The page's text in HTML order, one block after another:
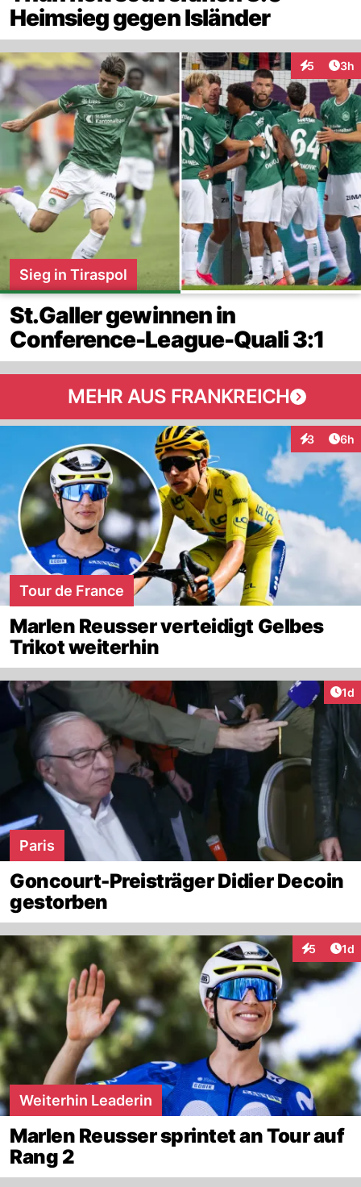
Heimsieg gegen Isländer
5 3h
Sieg in Tiraspol
St.Galler gewinnen in
Conference-League-Quali 3:1
MEHR AUS FRANKREICH
3 6h
Tour de France
Marlen Reusser verteidigt Gelbes
Trikot weiterhin
1d
Paris
Goncourt-Preisträger Didier Decoin
gestorben
5 1d
Weiterhin Leaderin
Marlen Reusser sprintet an Tour auf
Rang 2